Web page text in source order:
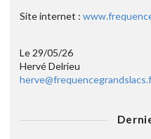
Site internet :
Le 29/05/26
Hervé Delrieu